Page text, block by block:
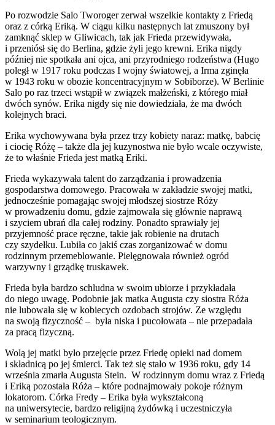
Po rozwodzie Salo Tworoger zerwał wszelkie kontakty z Friedą
oraz z córką Eriką. W ciągu kilku następnych lat zmuszony był
zamknąć sklep w Gliwicach, tak jak Frieda przewidywała,
i przeniósł się do Berlina, gdzie żyli jego krewni. Erika nigdy
później nie spotkała ani ojca, ani przyrodniego rodzeństwa (Hugo
poległ w 1917 roku podczas I wojny światowej, a Irma zginęła
w 1943 roku w obozie koncentracyjnym w Sobiborze). W Berlinie
Salo po raz trzeci wstąpił w związek małżeński, z którego miał
dwóch synów. Erika nigdy się nie dowiedziała, że ma dwóch
kolejnych braci.
Erika wychowywana była przez trzy kobiety naraz: matkę, babcię
i ciocię Różę – także dla jej kuzynostwa nie było wcale oczywiste,
że to właśnie Frieda jest matką Eriki.
Frieda wykazywała talent do zarządzania i prowadzenia
gospodarstwa domowego. Pracowała w zakładzie swojej matki,
jednocześnie pomagając swojej młodszej siostrze Róży
w prowadzeniu domu, gdzie zajmowała się głównie naprawą
i szyciem ubrań dla całej rodziny. Ponadto sprawiały jej
przyjemność prace ręczne, takie jak robienie na drutach
czy szydełku. Lubiła co jakiś czas zorganizować w domu
rodzinnym przemeblowanie. Pielęgnowała również ogród
warzywny i grządkę truskawek.
Frieda była bardzo schludna w swoim ubiorze i przykładała
do niego uwagę. Podobnie jak matka Augusta czy siostra Róża
nie lubowała się w kobiecych ozdobach strojów. Ze względu
na swoją fizyczność – była niska i pucołowata – nie przepadała
za pracą fizyczną.
Wolą jej matki było przejęcie przez Friedę opieki nad domem
i składnicą po jej śmierci. Tak też się stało w 1936 roku, gdy 14
września zmarła Augusta Stein. W rodzinnym domu wraz z Friedą
i Eriką pozostała Róża – które podnajmowały pokoje różnym
lokatorom. Córka Fredy – Erika była wykształconą
na uniwersytecie, bardzo religijną żydówką i uczestniczyła
w seminarium teologicznym.